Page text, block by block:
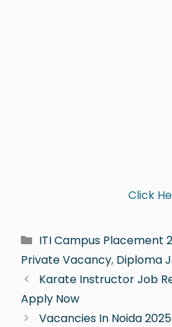
Click
ITI Campus Placement
Private Vacancy, Diploma
Karate Instructor Job
Apply Now
Vacancies In Noida